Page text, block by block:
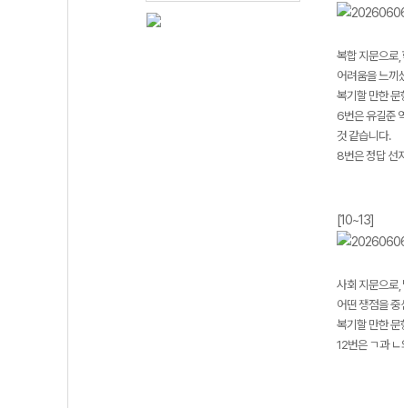
복합 지문으로,
어려움을 느끼
복기할 만한 문
6번은 유길준
것 같습니다.
8번은 정답 선
[10~13]
사회 지문으로,
어떤 쟁점을
복기할 만한 문
12번은 ㄱ과